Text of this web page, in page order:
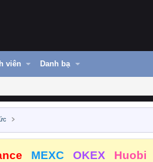
viên Danh bạ
MEXC OKEX Huobi